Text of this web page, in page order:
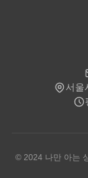
서울
© 2024 나만 아는